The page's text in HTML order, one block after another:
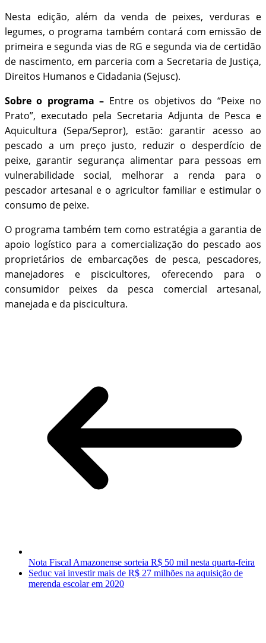
Nesta edição, além da venda de peixes, verduras e
legumes, o programa também contará com emissão de
primeira e segunda vias de RG e segunda via de certidão
de nascimento, em parceria com a Secretaria de Justiça,
Direitos Humanos e Cidadania (Sejusc).
Sobre o programa – Entre os objetivos do “Peixe no
Prato”, executado pela Secretaria Adjunta de Pesca e
Aquicultura (Sepa/Sepror), estão: garantir acesso ao
pescado a um preço justo, reduzir o desperdício de
peixe, garantir segurança alimentar para pessoas em
vulnerabilidade social, melhorar a renda para o
pescador artesanal e o agricultor familiar e estimular o
consumo de peixe.
O programa também tem como estratégia a garantia de
apoio logístico para a comercialização do pescado aos
proprietários de embarcações de pesca, pescadores,
manejadores e piscicultores, oferecendo para o
consumidor peixes da pesca comercial artesanal,
manejada e da piscicultura.
Nota Fiscal Amazonense sorteia R$ 50 mil nesta quarta-feira
Seduc vai investir mais de R$ 27 milhões na aquisição de
merenda escolar em 2020